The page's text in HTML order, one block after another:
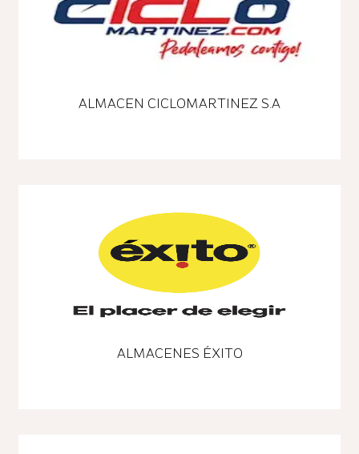
ALMACEN CICLOMARTINEZ S.A
ALMACENES ÉXITO